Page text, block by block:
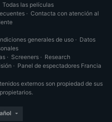
Todas las películas
· Contacta con atención al
generales de uso· Datos
· Screeners· Research
· Panel de espectadores Francia
externos son propiedad de sus